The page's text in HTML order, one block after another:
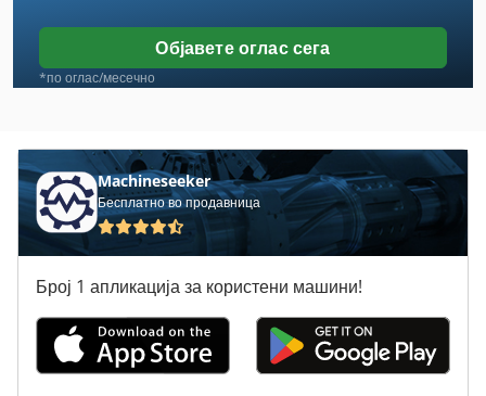
Case Ih Maxxum 110
Case Ih Maxxum 140
Case Ih Maxxum 5140
Case Ih Mx 110
Case Ih Mx 135
Case Ih Mx 150
Case Ih Mx 230
Објавете оглас сега
*по оглас/месечно
Machineseeker
Бесплатно во продавница
Број 1 апликација за користени машини!